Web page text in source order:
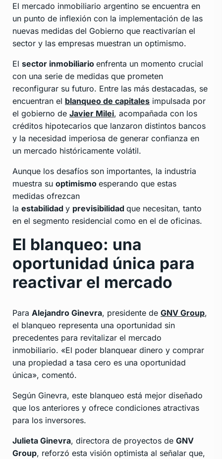
El mercado inmobiliario argentino se encuentra en
un punto de inflexión con la implementación de las
nuevas medidas del Gobierno que reactivarían el
sector y las empresas muestran un optimismo.
El sector inmobiliario enfrenta un momento crucial
con una serie de medidas que prometen
reconfigurar su futuro. Entre las más destacadas, se
encuentran el blanqueo de capitales impulsada por
el gobierno de Javier Milei, acompañada con los
créditos hipotecarios que lanzaron distintos bancos
y la necesidad imperiosa de generar confianza en
un mercado históricamente volátil.
Aunque los desafíos son importantes, la industria
muestra su optimismo esperando que estas
medidas ofrezcan
la estabilidad y previsibilidad que necesitan, tanto
en el segmento residencial como en el de oficinas.
El blanqueo: una
oportunidad única para
reactivar el mercado
Para Alejandro Ginevra, presidente de GNV Group,
el blanqueo representa una oportunidad sin
precedentes para revitalizar el mercado
inmobiliario. «El poder blanquear dinero y comprar
una propiedad a tasa cero es una oportunidad
única», comentó.
Según Ginevra, este blanqueo está mejor diseñado
que los anteriores y ofrece condiciones atractivas
para los inversores.
Julieta Ginevra, directora de proyectos de GNV
Group, reforzó esta visión optimista al señalar que,